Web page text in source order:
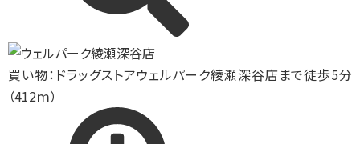
買い物：ドラッグストアウェルパーク綾瀬深谷店まで徒歩5分
（412ｍ）